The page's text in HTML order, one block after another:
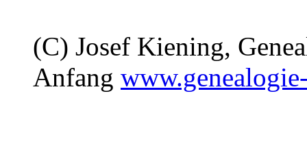
(C) Josef Kiening,
Anfang